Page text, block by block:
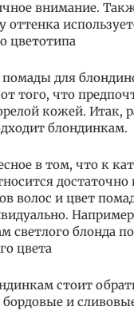
внимание.
оттенка
цветотипа
для
того, что
кожей. Итак,
блондинкам.
в том, что к
волос и цвет
светлого блонда
цвета
стоит
и